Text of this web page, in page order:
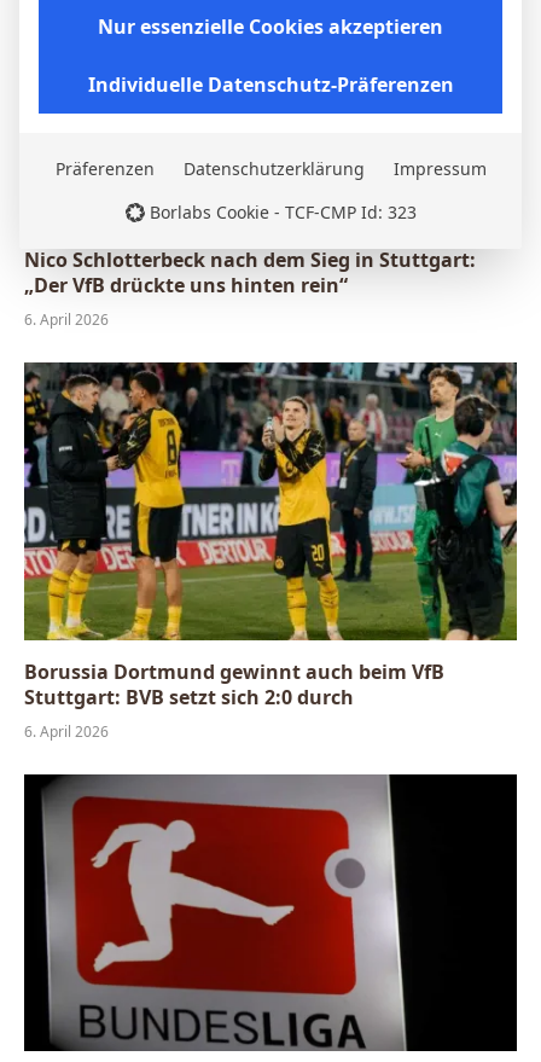
Nico Schlotterbeck nach dem Sieg in Stuttgart:
„Der VfB drückte uns hinten rein“
6. April 2026
Borussia Dortmund gewinnt auch beim VfB
Stuttgart: BVB setzt sich 2:0 durch
6. April 2026
Nur essenzielle Cookies akzeptieren
Individuelle Datenschutz-Präferenzen
Präferenzen Datenschutzerklärung
Impressum
Borlabs Cookie - TCF-CMP Id: 323